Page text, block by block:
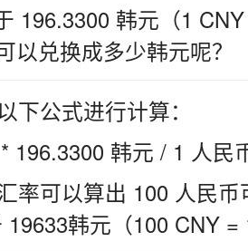
196.3300 韩元（1
以兑换成多少韩元呢？
下公式进行计算：
196.3300 韩元 / 1 人民
率可以算出 100 人民
19633韩元（100 CNY =